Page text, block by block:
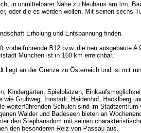
in unmittelbarer Nähe zu Neuhaus am Inn.
oder die es werden wollen. Mit seinen sechs
Erholung und Entspannung finden.
vorbeiführende B12 bzw. die neu ausgebaute
München ist in 160 km erreichbar.
an der Grenze zu Österreich und ist mit
Kindergärten, Spielplätzen,
Grubweg, Innstadt, Haidenhof, Hacklberg
weiterführenden Schulen sind im Stadtzentrum
Wälder und Badeseen bieten an
den Stephansdom mit seinen
den besonderen Reiz von Passau aus.